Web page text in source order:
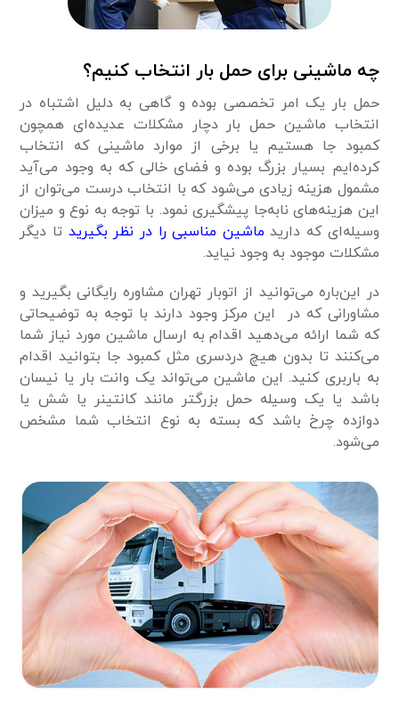
چه ماشینی برای حمل بار انتخاب کنیم؟
حمل بار یک امر تخصصی بوده و گاهی به دلیل اشتباه در
انتخاب ماشین حمل بار دچار مشکلات عدیده‌ای همچون
کمبود جا هستیم یا برخی از موارد ماشینی که انتخاب
کرده‌ایم بسیار بزرگ بوده و فضای خالی که به وجود می‌آید
مشمول هزینه زیادی می‌شود که با انتخاب درست می‌توان از
این هزینه‌های نابه‌جا پیشگیری نمود. با توجه به نوع و میزان
وسیله‌ای که دارید ماشین مناسبی را در نظر بگیرید تا دیگر
مشکلات موجود به وجود نیاید.
در این‌باره می‌توانید از اتوبار تهران مشاوره رایگانی بگیرید و
مشاورانی که در این مرکز وجود دارند با توجه به توضیحاتی
که شما ارائه می‌دهید اقدام به ارسال ماشین مورد نیاز شما
می‌کنند تا بدون هیچ دردسری مثل کمبود جا بتوانید اقدام
به باربری کنید. این ماشین می‌تواند یک وانت بار یا نیسان
باشد یا یک وسیله حمل بزرگتر مانند کانتینر یا شش یا
دوازده چرخ باشد که بسته به نوع انتخاب شما مشخص
می‌شود.